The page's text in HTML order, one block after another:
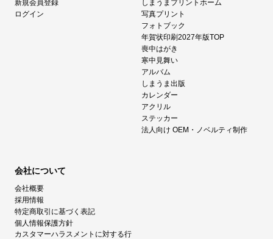
新規会員登録
ログイン
しまうまプリントホーム
写真プリント
フォトブック
年賀状印刷2027年版TOP
喪中はがき
寒中見舞い
アルバム
しまうま出版
カレンダー
アクリル
ステッカー
法人向け OEM・ノベルティ制作
会社について
会社概要
採用情報
特定商取引に基づく表記
個人情報保護方針
カスタマーハラスメントに対する行